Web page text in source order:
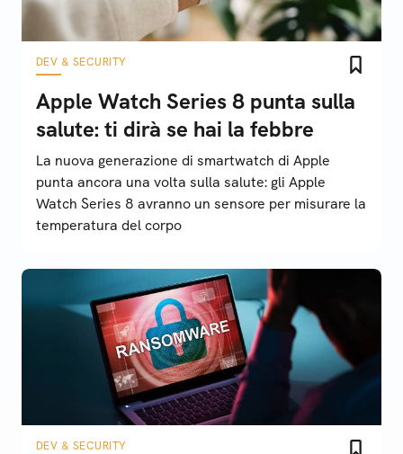
DEV & SECURITY
Apple Watch Series 8 punta sulla
salute: ti dirà se hai la febbre
La nuova generazione di smartwatch di Apple
punta ancora una volta sulla salute: gli Apple
Watch Series 8 avranno un sensore per misurare la
temperatura del corpo
DEV & SECURITY